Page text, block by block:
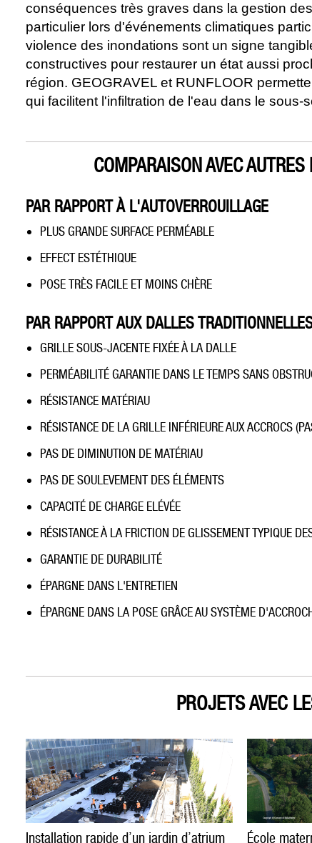
conséquences très graves dans la gestion
particulier lors d'événements climatiques
violence des inondations sont un signe
constructives pour restaurer un état ​​aussi
région. GEOGRAVEL et RUNFLOOR
qui facilitent l'infiltration de l'eau dans le
COMPARAISON AVEC
PAR RAPPORT À L'AUTOVERROUILLAGE
PLUS GRANDE SURFACE PERMÉABLE
EFFECT ESTÉTHIQUE
POSE TRÈS FACILE ET MOINS CHÈRE
PAR RAPPORT AUX DALLES
GRILLE SOUS-JACENTE FIXÉE À LA DALLE
PERMÉABILITÉ GARANTIE DANS LE TEMPS SANS
RÉSISTANCE MATÉRIAU
RÉSISTANCE DE LA GRILLE INFÉRIEURE AUX ACCROCS
PAS DE DIMINUTION DE MATÉRIAU
PAS DE SOULEVEMENT DES ÉLÉMENTS
CAPACITÉ DE CHARGE ELÉVÉE
RÉSISTANCE À LA FRICTION DE GLISSEMENT TYPIQUE
GARANTIE DE DURABILITÉ
ÉPARGNE DANS L'ENTRETIEN
ÉPARGNE DANS LA POSE GRÂCE AU SYSTÈME
PROJETS AVEC
Installation rapide d’un jardin d’atrium École